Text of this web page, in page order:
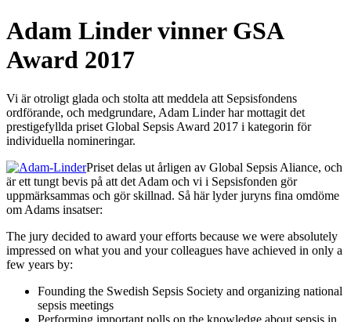
Adam Linder vinner GSA
Award 2017
Vi är otroligt glada och stolta att meddela att Sepsisfondens
ordförande, och medgrundare, Adam Linder har mottagit det
prestigefyllda priset Global Sepsis Award 2017 i kategorin för
individuella nomineringar.
Priset delas ut årligen av Global Sepsis Aliance, och
är ett tungt bevis på att det Adam och vi i Sepsisfonden gör
uppmärksammas och gör skillnad. Så här lyder juryns fina omdöme
om Adams insatser:
The jury decided to award your efforts because we were absolutely
impressed on what you and your colleagues have achieved in only a
few years by:
Founding the Swedish Sepsis Society and organizing national
sepsis meetings
Performing important polls on the knowledge about sepsis in